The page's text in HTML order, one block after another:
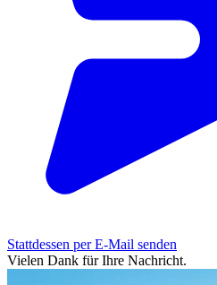
Stattdessen per E-Mail senden
Vielen Dank für Ihre Nachricht.